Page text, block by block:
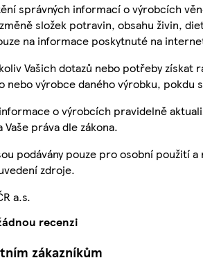
správných informací o výrobcích
složek potravin, obsahu živin,
na informace poskytnuté na
Vašich dotazů nebo potřeby
nebo výrobce daného výrobku, pokdu
o výrobcích pravidelně
práva dle zákona.
podávány pouze pro osobní použití
zdroje.
a.s.
recenzi
zákazníkům